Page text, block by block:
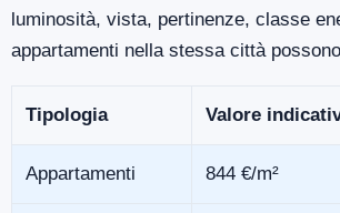
luminosità, vista, pertinenze, classe
appartamenti nella stessa città
Tipologia Valore
Appartamenti 844 €/m²